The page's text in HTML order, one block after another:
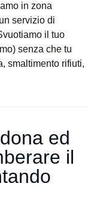
in zona
servizio di
il tuo
senza che tu
smaltimento rifiuti,
ed
il